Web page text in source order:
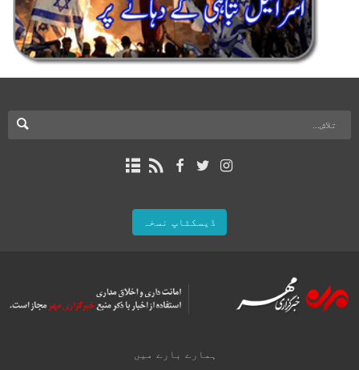
ڈیسکٹاپ نسخہ
ہمارے بارے میں